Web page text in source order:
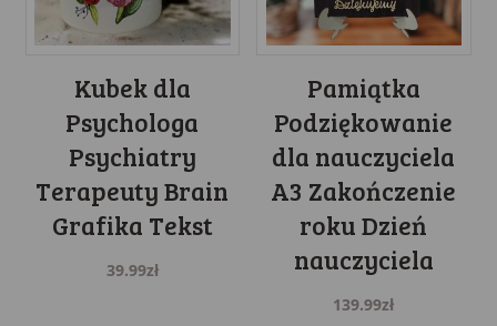
Kubek dla
Psychologa
Psychiatry
Terapeuty Brain
Grafika Tekst
39.99zł
Pamiątka
Podziękowanie
dla nauczyciela
A3 Zakończenie
roku Dzień
nauczyciela
139.99zł